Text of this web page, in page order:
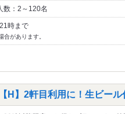
数：2～120名
時まで
があります。
】2軒目利用に！生ビー